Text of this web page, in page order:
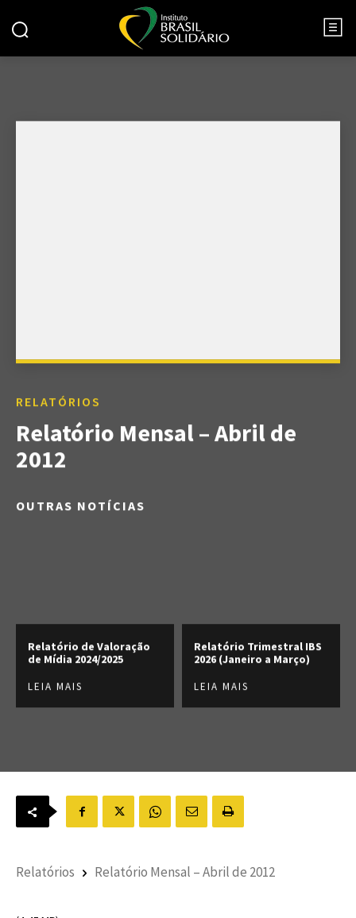
RELATÓRIOS
Relatório Mensal – Abril de
2012
OUTRAS NOTÍCIAS
Relatório de Valoração
de Mídia 2024/2025
LEIA MAIS
Relatório Trimestral IBS
2026 (Janeiro a Março)
LEIA MAIS
Relatórios Relatório Mensal – Abril de 2012